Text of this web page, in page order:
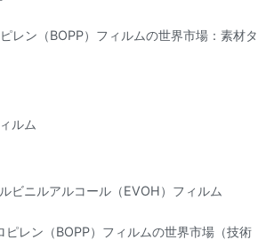
レン（BOPP）フィルムの世界市場：素材タ
ルム
ビニルアルコール（EVOH）フィルム
ピレン（BOPP）フィルムの世界市場（技術